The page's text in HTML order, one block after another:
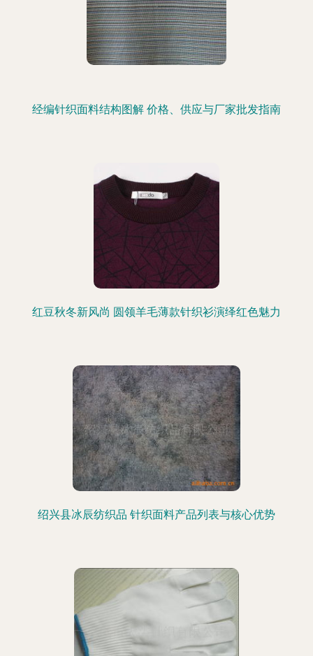
经编针织面料结构图解 价格、供应与厂家批发指南
红豆秋冬新风尚 圆领羊毛薄款针织衫演绎红色魅力
绍兴县冰辰纺织品 针织面料产品列表与核心优势